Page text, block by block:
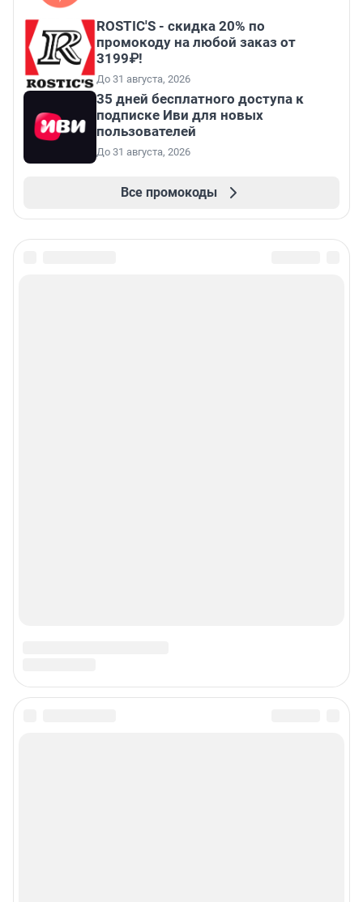
ROSTIC'S - скидка 20% по
промокоду на любой заказ от
3199₽!
До 31 августа, 2026
35 дней бесплатного доступа к
подписке Иви для новых
пользователей
До 31 августа, 2026
Все промокоды